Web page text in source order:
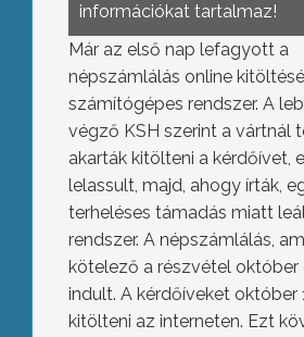
információkat tartalmaz!
Már az első nap lefagyott a
népszámlálás online
számítógépes rendszer. A
végző KSH szerint a vártnál
akarták kitölteni a kérdőívet,
lelassult, majd, ahogy írták,
terheléses támadás miatt
rendszer. A népszámlálás,
kötelező a részvétel október
indult. A kérdőíveket október
kitölteni az interneten. Ezt